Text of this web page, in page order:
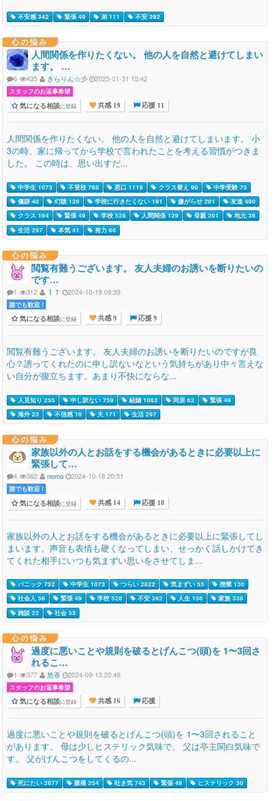
不安感 342 緊張 49 弟 111 不安 392
心の悩み
人間関係を作りたくない。 他の人を自然と避けてしまい
ます。 …
6 435 きらりん☆彡 2025-01-31 15:42
スタッフのお返事希望
気になる相談に登録 共感 19 応援 11
人間関係を作りたくない。 他の人を自然と避けてしまいます。 小
3の時、家に帰ってから学校で言われたことを考える習慣がつきま
した。 この時は、思い出すだ...
中学生 1073 不登校 768 悪口 1119 クラス替え 90
中学受験 75
傷跡 40
幻聴 120 学校に行きたくない 191 嫌がらせ 201
友達 490
クラス 164
緊張 49 学校 528 人間関係 129 母親 201
地元 36
生活 297
本気 41 努力 66
心の悩み
閲覧有難うございます。 友人夫婦のお誘いを断りたいの
です…
1 312 ＴＴ 2024-10-19 09:39
誰でも歓迎 !
気になる相談に登録 共感 9 応援 9
閲覧有難うございます。 友人夫婦のお誘いを断りたいのですが良
心？誘ってくれたのに申し訳ないなという気持ちがあり中々言えな
い自分が腹立ちます。あまり不快にならな...
人見知り 255 申し訳ない 759 結婚 1063 同居 62
緊張 49
海外 23
不信感 16 夫 171 生活 297
心の悩み
家族以外の人とお話をする機会があるときに必要以上に
緊張して…
4 362 nomo 2024-10-18 20:51
誰でも歓迎 !
気になる相談に登録 共感 14 応援 18
家族以外の人とお話をする機会があるときに必要以上に緊張してし
まいます。声音も表情も硬くなってしまい、せっかく話しかけてき
てくれた相手にいつも気まずい思いをさせてしま...
パニック 752 中学生 1073 つらい 2822 気まずい 55
授業 130
社会人 56
緊張 49 学校 528 不安 392 人生 156
家族 338
雑談 22
社会 53
心の悩み
過度に悪いことや規則を破るとげんこつ(頭)を 1〜3回さ
れるこ…
1 377 悠香 2024-09-13 20:49
スタッフのお返事希望
気になる相談に登録 共感 16 応援
過度に悪いことや規則を破るとげんこつ(頭)を 1〜3回されること
があります。 母は少しヒステリック気味で、 父は亭主関白気味で
す。 父がげんこつをしてくるの...
死にたい 2877 腹痛 254 吐き気 743 緊張 49 ヒステリック 30